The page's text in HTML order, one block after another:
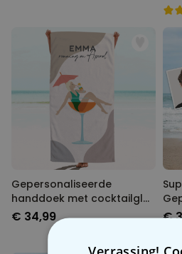
Gepersonaliseerde
handdoek met cocktailglas
illustratie
€ 34,99 €
Verrassing!